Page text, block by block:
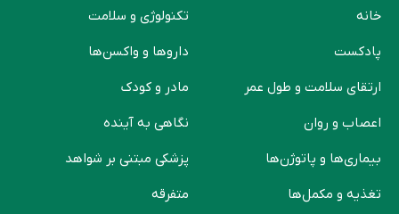
خانه
پادکست
ارتقای سلامت و طول عمر
اعصاب و روان
بیماری‌ها و پاتوژن‌ها
تغذیه و مکمل‌ها
تکنولوژی و سلامت
دارو‌ها و واکسن‌ها
مادر و کودک
نگاهی به آینده
پزشکی مبتنی بر شواهد
متفرقه